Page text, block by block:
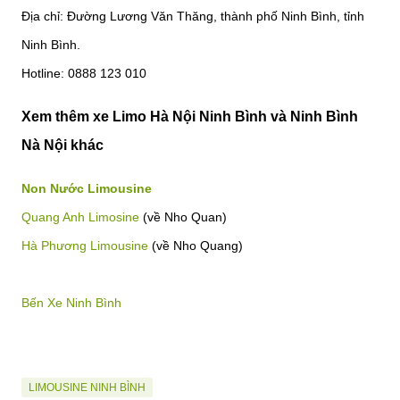
Địa chỉ: Đường Lương Văn Thăng, thành phố Ninh Bình, tỉnh
Ninh Bình.
Hotline: 0888 123 010
Xem thêm xe Limo Hà Nội Ninh Bình và Ninh Bình
Nà Nội khác
Non Nước Limousine
Quang Anh Limosine (về Nho Quan)
Hà Phương Limousine (về Nho Quang)
Bến Xe Ninh Bình
LIMOUSINE NINH BÌNH